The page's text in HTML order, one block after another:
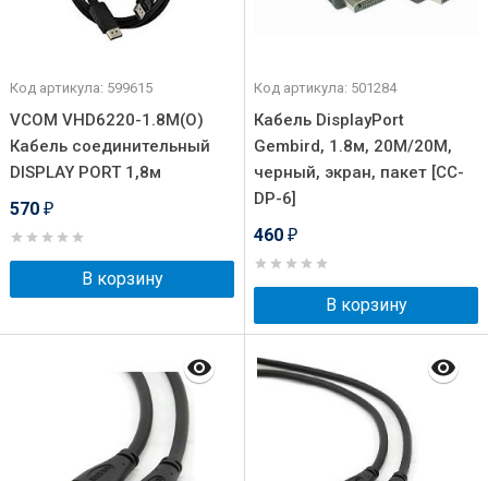
Код артикула: 599615
VCOM VHD6220-1.8M(O)
Кабель соединительный
DISPLAY PORT 1,8м
570 ₽
В корзину
Код артикула: 501284
Кабель DisplayPort
Gembird, 1.8м, 20M/20M,
черный, экран, пакет [CC-
DP-6]
460 ₽
В корзину